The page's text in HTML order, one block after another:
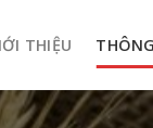
THIỆU